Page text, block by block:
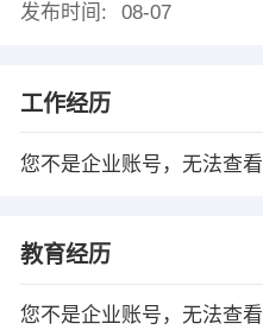
发布时间:
08-07
工作经历
您不是企业账号，无法查看
教育经历
您不是企业账号，无法查看